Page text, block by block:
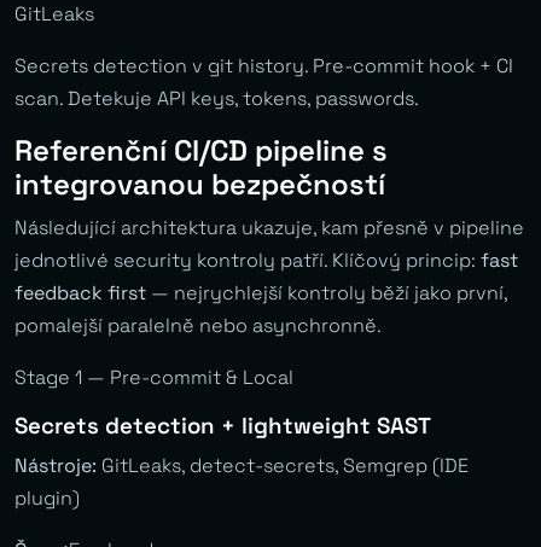
GitLeaks
Secrets detection v git history. Pre-commit hook + CI
scan. Detekuje API keys, tokens, passwords.
Referenční CI/CD pipeline s
integrovanou bezpečností
Následující architektura ukazuje, kam přesně v pipeline
jednotlivé security kontroly patří. Klíčový princip: fast
feedback first — nejrychlejší kontroly běží jako první,
pomalejší paralelně nebo asynchronně.
Stage 1 — Pre-commit & Local
Secrets detection + lightweight SAST
Nástroje: GitLeaks, detect-secrets, Semgrep (IDE
plugin)